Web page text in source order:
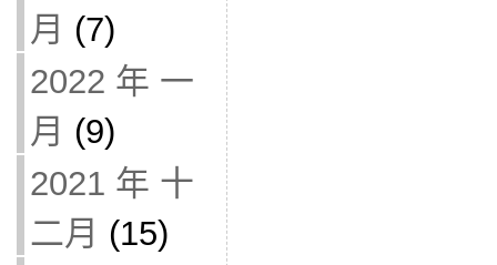
月 (7)
2022 年 一
月 (9)
2021 年 十
二月 (15)